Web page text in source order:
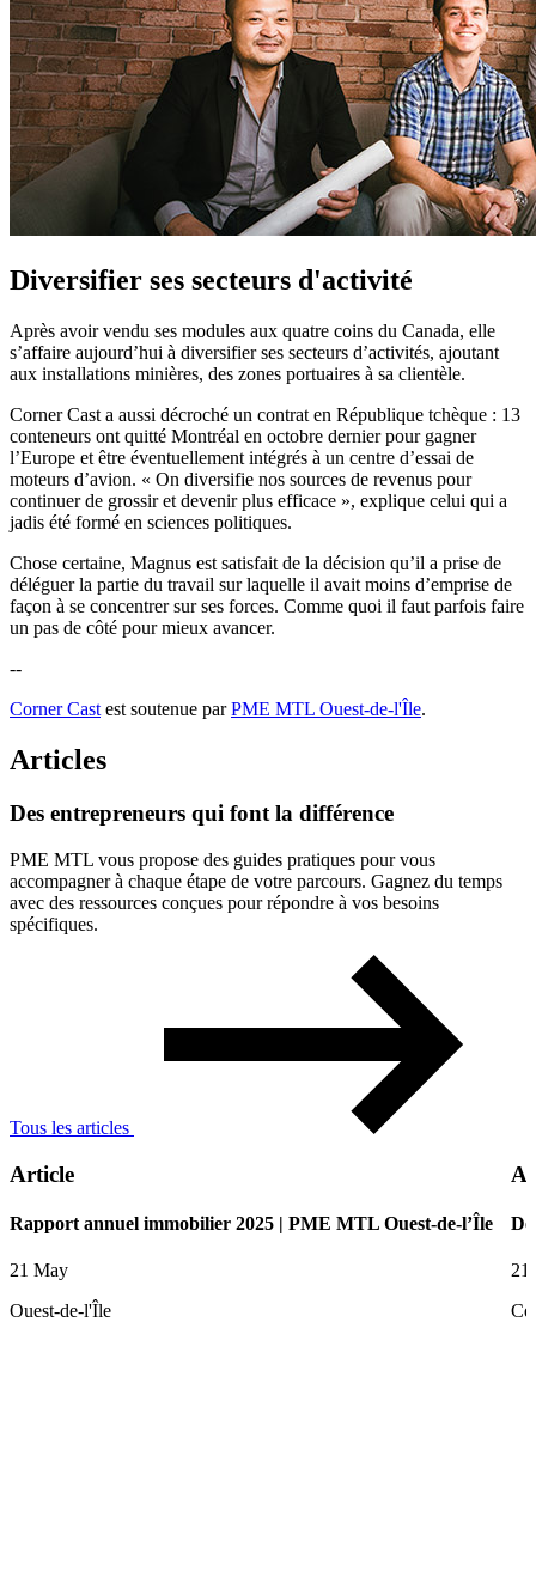
Diversifier ses secteurs d'activité
Après avoir vendu ses modules aux quatre coins du Canada, elle
s’affaire aujourd’hui à diversifier ses secteurs d’activités, ajoutant
aux installations minières, des zones portuaires à sa clientèle.
Corner Cast a aussi décroché un contrat en République tchèque : 13
conteneurs ont quitté Montréal en octobre dernier pour gagner
l’Europe et être éventuellement intégrés à un centre d’essai de
moteurs d’avion. « On diversifie nos sources de revenus pour
continuer de grossir et devenir plus efficace », explique celui qui a
jadis été formé en sciences politiques.
Chose certaine, Magnus est satisfait de la décision qu’il a prise de
déléguer la partie du travail sur laquelle il avait moins d’emprise de
façon à se concentrer sur ses forces. Comme quoi il faut parfois faire
un pas de côté pour mieux avancer.
--
Corner Cast est soutenue parPME MTL Ouest-de-l'Île.
Articles
Des entrepreneurs qui font la différence
PME MTL vous propose des guides pratiques pour vous
accompagner à chaque étape de votre parcours. Gagnez du temps
avec des ressources conçues pour répondre à vos besoins
spécifiques.
Tous les articles
Article
Rapport annuel immobilier 2025 | PME MTL Ouest-de-l’Île
21 May
Ouest-de-l'Île
21